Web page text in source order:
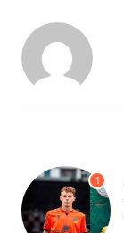
1